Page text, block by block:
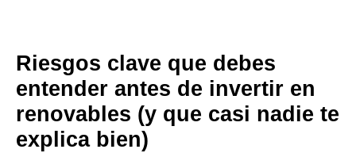
Riesgos clave que debes
entender antes de invertir en
renovables (y que casi nadie te
explica bien)